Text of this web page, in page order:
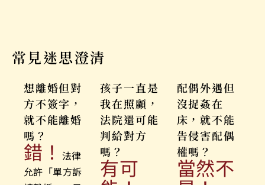
常見迷思澄清
想離婚但對
方不簽字，
就不能離婚
嗎？
錯！
法律
允許「單方訴
孩子一直是
我在照顧，
法院還可能
判給對方
嗎？
有可
配偶外遇但
沒捉姦在
床，就不能
告侵害配偶
權嗎？
當然不